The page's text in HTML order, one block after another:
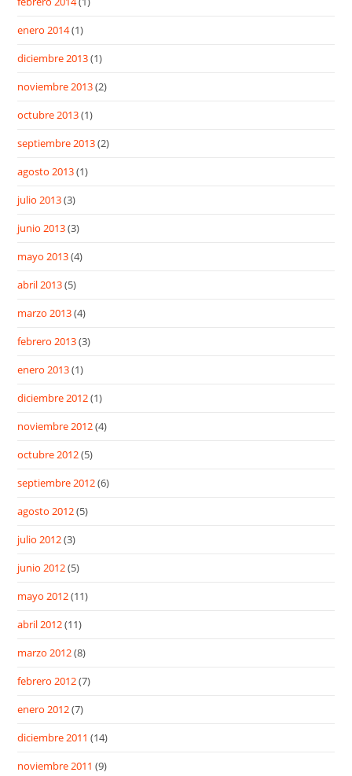
enero 2014(1)
diciembre 2013(1)
noviembre 2013(2)
octubre 2013(1)
septiembre 2013(2)
agosto 2013(1)
julio 2013(3)
junio 2013(3)
mayo 2013(4)
abril 2013(5)
marzo 2013(4)
febrero 2013(3)
enero 2013(1)
diciembre 2012(1)
noviembre 2012(4)
octubre 2012(5)
septiembre 2012(6)
agosto 2012(5)
julio 2012(3)
junio 2012(5)
mayo 2012(11)
abril 2012(11)
marzo 2012(8)
febrero 2012(7)
enero 2012(7)
diciembre 2011 (14)
noviembre 2011 (9)